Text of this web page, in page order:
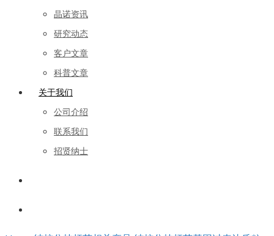
晶诺资讯
研究动态
客户文章
科普文章
关于我们
公司介绍
联系我们
招贤纳士